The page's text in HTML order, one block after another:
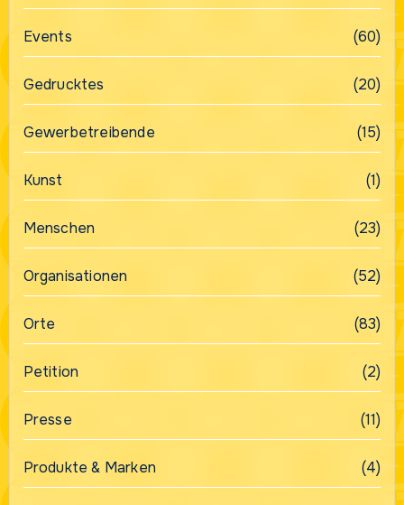
Events (60)
Gedrucktes (20)
Gewerbetreibende (15)
Kunst (1)
Menschen (23)
Organisationen (52)
Orte (83)
Petition (2)
Presse (11)
Produkte & Marken (4)